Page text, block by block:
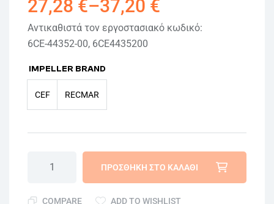
27,28 €–37,20 €
Αντικαθιστά τον εργοστασιακό κωδικό:
6CE-44352-00, 6CE4435200
IMPELLER BRAND
CEF RECMAR
ΠΡΟΣΘΉΚΗ ΣΤΟ ΚΑΛΆΘΙ
COMPARE ADD TO WISHLIST